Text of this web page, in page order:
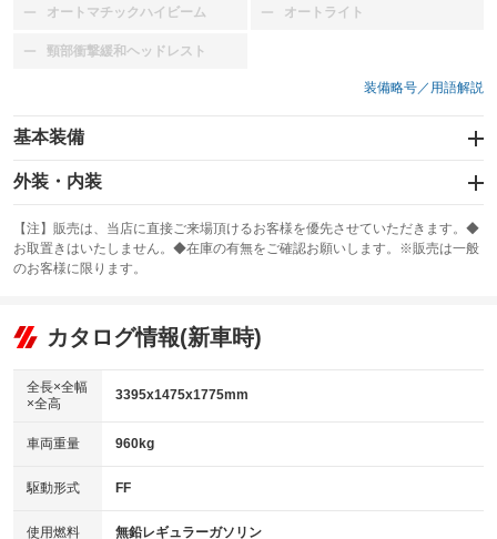
オートマチックハイビーム
：装備なし オートライト
：装備なし
頸部衝撃緩和ヘッドレスト
：装備なし
装備略号／用語解説
基本装備
エアバッグ：運転席/助手席
：装備あり
：装備あり
サンルーフ
：装備なし ABS
リフトアップ
：装備なし
：装備なし
パワーウィンドウ
アイドリングストップ
：装備なし
USB入力端子
：装備なし
100V電源
：装備なし
外装・内装
カーナビ：SDナビ
：装備あり
TV：フルセグ
：装備あり
ビジュアル
：装備なし
：装備あり
革シート
キーレス
HID(キセノンライト)
：装備あり
バックカメラ
【注】販売は、当店に直接ご来場頂けるお客様を優先させていただきます。◆
お取置きはいたしません。◆在庫の有無をご確認お願いします。※販売は一般
のお客様に限ります。
カタログ情報(新車時)
全長×全幅
×全高
3395x1475x1775mm
車両重量 960kg
駆動形式 FF
使用燃料 無鉛レギュラーガソリン